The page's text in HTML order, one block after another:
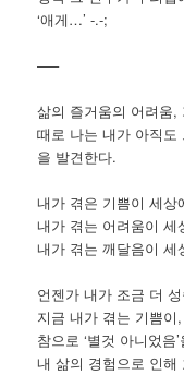
‘애게…’ -.-;
—–
삶의 즐거움의 어려움
때로 나는 내가 아직
을 발견한다.
내가 겪은 기쁨이 세상
내가 겪는 어려움이 세
내가 겪는 깨달음이 세
언젠가 내가 조금 더
지금 내가 겪는 기쁨이
참으로 ‘별것 아니었음
내 삶의 경험으로 인해